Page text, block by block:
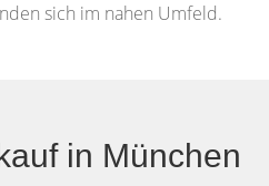
sich im nahen Umfeld.
in München